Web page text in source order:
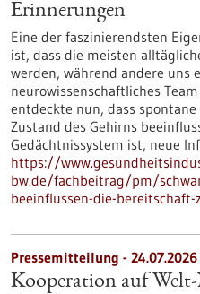
Erinnerungen
Eine der faszinierendsten
ist, dass die meisten
werden, während andere uns
neurowissenschaftliches
entdeckte nun, dass
Zustand des Gehirns
Gedächtnissystem ist, neue
https://
bw.de/fachbeitrag/pm/
beeinflussen-die-
Pressemitteilung - 24.07.2026
Kooperation auf